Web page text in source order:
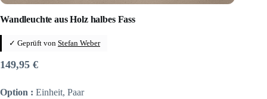
Wandleuchte aus Holz halbes Fass
✓ Geprüft von Stefan Weber
149,95 €
Option : Einheit, Paar